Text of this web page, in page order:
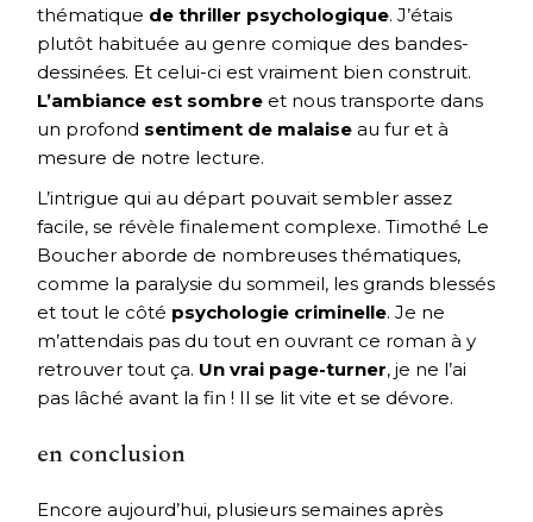
thématique de thriller psychologique. J’étais
plutôt habituée au genre comique des bandes-
dessinées. Et celui-ci est vraiment bien construit.
L’ambiance est sombre et nous transporte dans
un profond sentiment de malaise au fur et à
mesure de notre lecture.
L’intrigue qui au départ pouvait sembler assez
facile, se révèle finalement complexe. Timothé Le
Boucher aborde de nombreuses thématiques,
comme la paralysie du sommeil, les grands blessés
et tout le côté psychologie criminelle. Je ne
m’attendais pas du tout en ouvrant ce roman à y
retrouver tout ça. Un vrai page-turner, je ne l’ai
pas lâché avant la fin ! Il se lit vite et se dévore.
en conclusion
Encore aujourd’hui, plusieurs semaines après